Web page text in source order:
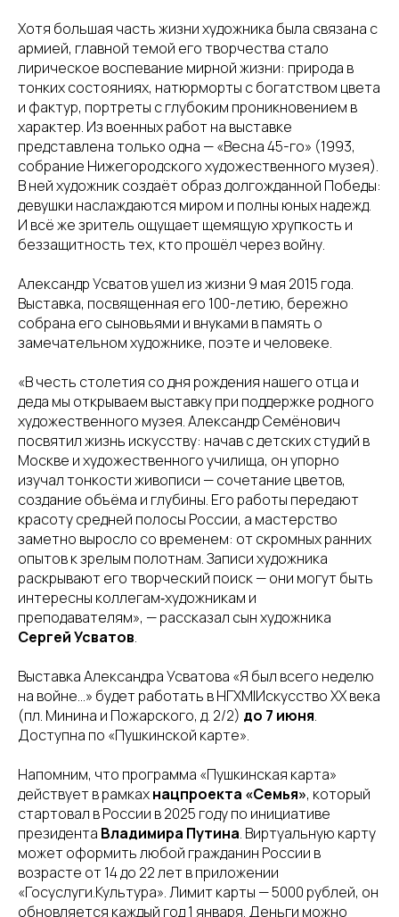
Хотя большая часть жизни художника была связана с
армией, главной темой его творчества стало
лирическое воспевание мирной жизни: природа в
тонких состояниях, натюрморты с богатством цвета
и фактур, портреты с глубоким проникновением в
характер. Из военных работ на выставке
представлена только одна — «Весна 45-го» (1993,
собрание Нижегородского художественного музея).
В ней художник создаёт образ долгожданной Победы:
девушки наслаждаются миром и полны юных надежд.
И всё же зритель ощущает щемящую хрупкость и
беззащитность тех, кто прошёл через войну.
Александр Усватов ушел из жизни 9 мая 2015 года.
Выставка, посвященная его 100-летию, бережно
собрана его сыновьями и внуками в память о
замечательном художнике, поэте и человеке.
«В честь столетия со дня рождения нашего отца и
деда мы открываем выставку при поддержке родного
художественного музея. Александр Семёнович
посвятил жизнь искусству: начав с детских студий в
Москве и художественного училища, он упорно
изучал тонкости живописи — сочетание цветов,
создание объёма и глубины. Его работы передают
красоту средней полосы России, а мастерство
заметно выросло со временем: от скромных ранних
опытов к зрелым полотнам. Записи художника
раскрывают его творческий поиск — они могут быть
интересны коллегам‑художникам и
преподавателям», — рассказал сын художника
Сергей Усватов.
Выставка Александра Усватова «Я был всего неделю
на войне…» будет работать в НГХМ|Искусство ХХ века
(пл. Минина и Пожарского, д. 2/2) до 7 июня.
Доступна по «Пушкинской карте».
Напомним, что программа «Пушкинская карта»
действует в рамкахнацпроекта «Семья», который
стартовал в России в 2025 году по инициативе
президента Владимира Путина. Виртуальную карту
может оформить любой гражданин России в
возрасте от 14 до 22 лет в приложении
«Госуслуги.Культура». Лимит карты — 5000 рублей, он
обновляется каждый год 1 января. Деньги можно